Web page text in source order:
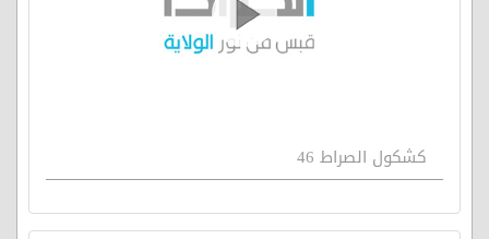
كشكول الصراط 46